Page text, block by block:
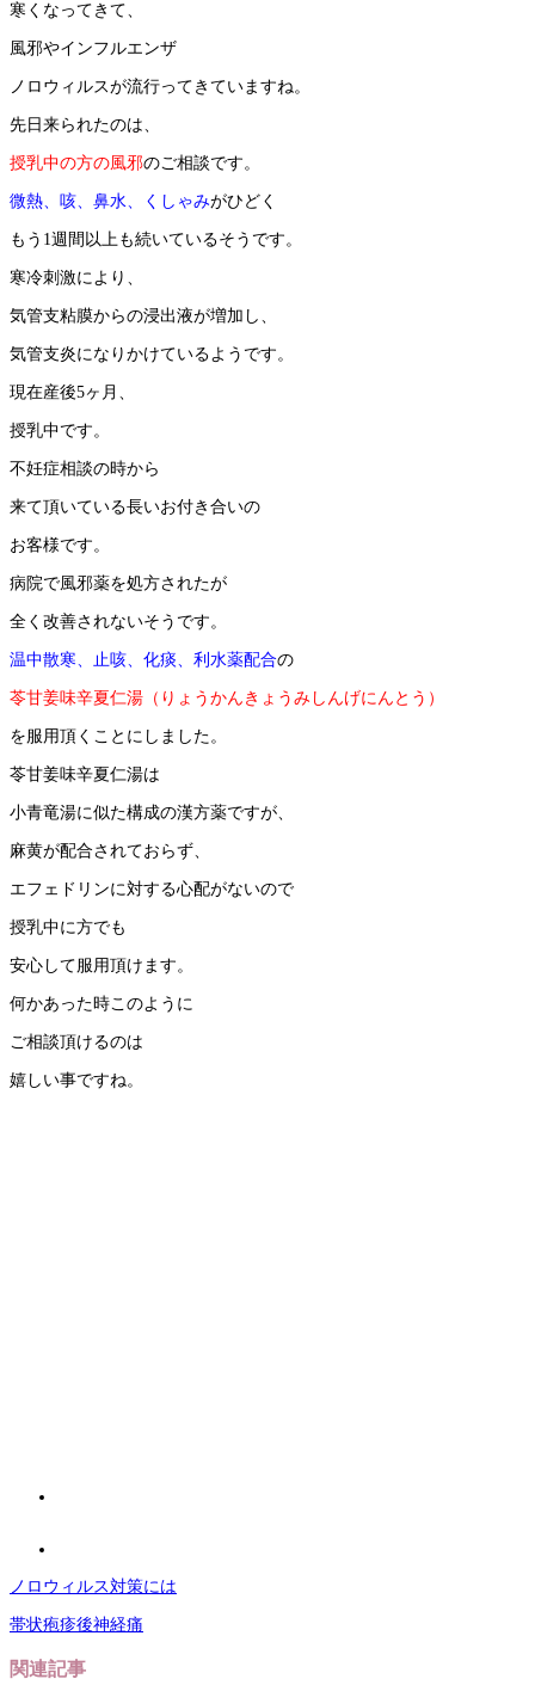
寒くなってきて、
風邪やインフルエンザ
ノロウィルスが流行ってきていますね。
先日来られたのは、
授乳中の方の風邪のご相談です。
微熱、咳、鼻水、くしゃみがひどく
もう1週間以上も続いているそうです。
寒冷刺激により、
気管支粘膜からの浸出液が増加し、
気管支炎になりかけているようです。
現在産後5ヶ月、
授乳中です。
不妊症相談の時から
来て頂いている長いお付き合いの
お客様です。
病院で風邪薬を処方されたが
全く改善されないそうです。
温中散寒、止咳、化痰、利水薬配合の
苓甘姜味辛夏仁湯（りょうかんきょうみしんげにんとう）
を服用頂くことにしました。
苓甘姜味辛夏仁湯は
小青竜湯に似た構成の漢方薬ですが、
麻黄が配合されておらず、
エフェドリンに対する心配がないので
授乳中に方でも
安心して服用頂けます。
何かあった時このように
ご相談頂けるのは
嬉しい事ですね。
ノロウィルス対策には
帯状疱疹後神経痛
関連記事